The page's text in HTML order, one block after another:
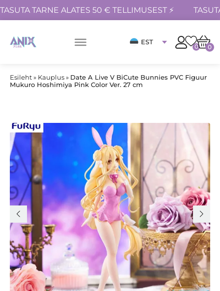
TASUTA TARNE ALATES 50 € TELLIMUSEST ⚡
EST
0 0
Esileht» Kauplus» Date A Live V BiCute Bunnies PVC Figuur
Mukuro Hoshimiya Pink Color Ver. 27 cm